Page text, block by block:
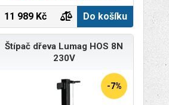
11 989 Kč Do košíku
Štípač dřeva Lumag HOS 8N
230V
-7%